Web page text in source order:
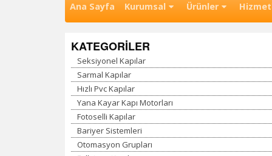
Ana Sayfa Kurumsal Ürünler
KATEGORİLER
Seksiyonel Kapılar
Sarmal Kapılar
Hızlı Pvc Kapılar
Yana Kayar Kapı Motorları
Fotoselli Kapılar
Bariyer Sistemleri
Otomasyon Grupları